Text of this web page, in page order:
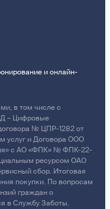
и онлайн-
в том числе с
– Цифровые
№ ЦПР-1282 от
услуг и Договора ООО
с АО «ФПК» № ФПК-22-
ресурсом ОАО
сбор. Итоговая
покупки. По вопросам
граждан о
в Службу Заботы.